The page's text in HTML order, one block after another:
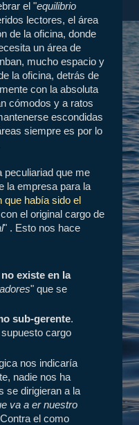
el "equilibrio
lectores, el área
de la oficina, donde
un área de
mucho espacio y
la oficina, detrás de
con la absoluta
cómodos y a ratos
escondidas
siempre es por lo
peculiariad que me
la empresa para la
que había sido el
el original cargo de
" . Esto nos hace
existe en la
" que se
sub-gerente.
cargo
nos indicaría
nadie nos ha
se dirigieran a la
va a er nuestro
Contra el como